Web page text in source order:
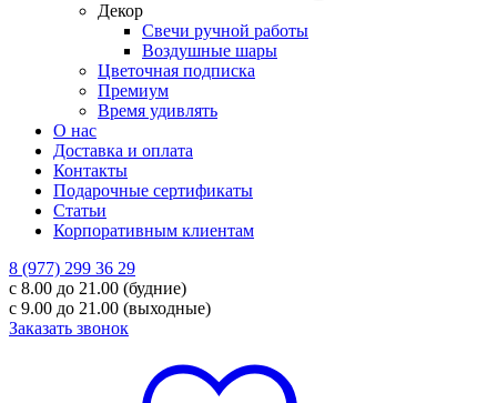
Декор
Свечи ручной работы
Воздушные шары
Цветочная подписка
Премиум
Время удивлять
О нас
Доставка и оплата
Контакты
Подарочные сертификаты
Статьи
Корпоративным клиентам
8 (977) 299 36 29
с 8.00 до 21.00 (будние)
с 9.00 до 21.00 (выходные)
Заказать звонок